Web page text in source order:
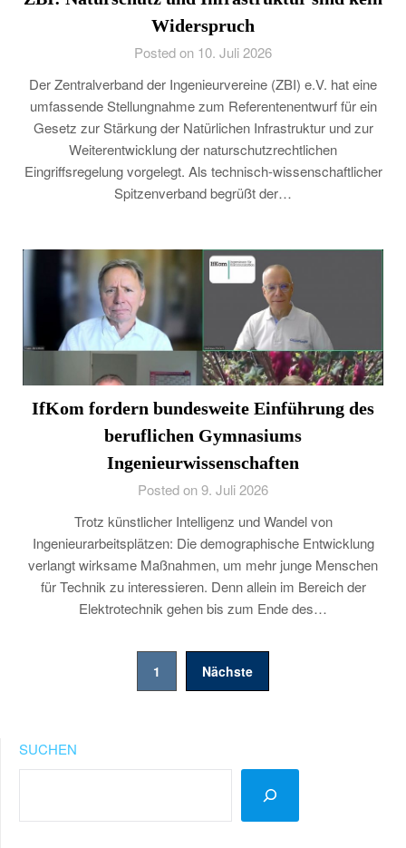
Widerspruch
Posted on 10. Juli 2026
Der Zentralverband der Ingenieurvereine (ZBI) e.V. hat eine
umfassende Stellungnahme zum Referentenentwurf für ein
Gesetz zur Stärkung der Natürlichen Infrastruktur und zur
Weiterentwicklung der naturschutzrechtlichen
Eingriffsregelung vorgelegt. Als technisch-wissenschaftlicher
Spitzenverband begrüßt der…
IfKom fordern bundesweite Einführung des
beruflichen Gymnasiums
Ingenieurwissenschaften
Posted on 9. Juli 2026
Trotz künstlicher Intelligenz und Wandel von
Ingenieurarbeitsplätzen: Die demographische Entwicklung
verlangt wirksame Maßnahmen, um mehr junge Menschen
für Technik zu interessieren. Denn allein im Bereich der
Elektrotechnik gehen bis zum Ende des…
Seitennummerierung
1 Nächste
SUCHEN